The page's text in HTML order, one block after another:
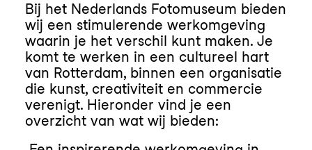
Bij het Nederlands Fotomuseum bieden
wij een stimulerende werkomgeving
waarin je het verschil kunt maken. Je
komt te werken in een cultureel hart
van Rotterdam, binnen een organisatie
die kunst, creativiteit en commercie
verenigt. Hieronder vind je een
overzicht van wat wij bieden: